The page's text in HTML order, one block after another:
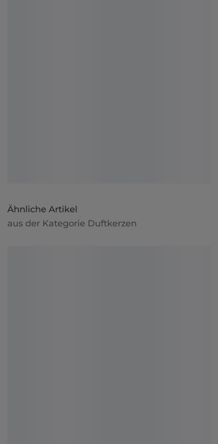
Ähnliche Artikel
aus der Kategorie Duftkerzen